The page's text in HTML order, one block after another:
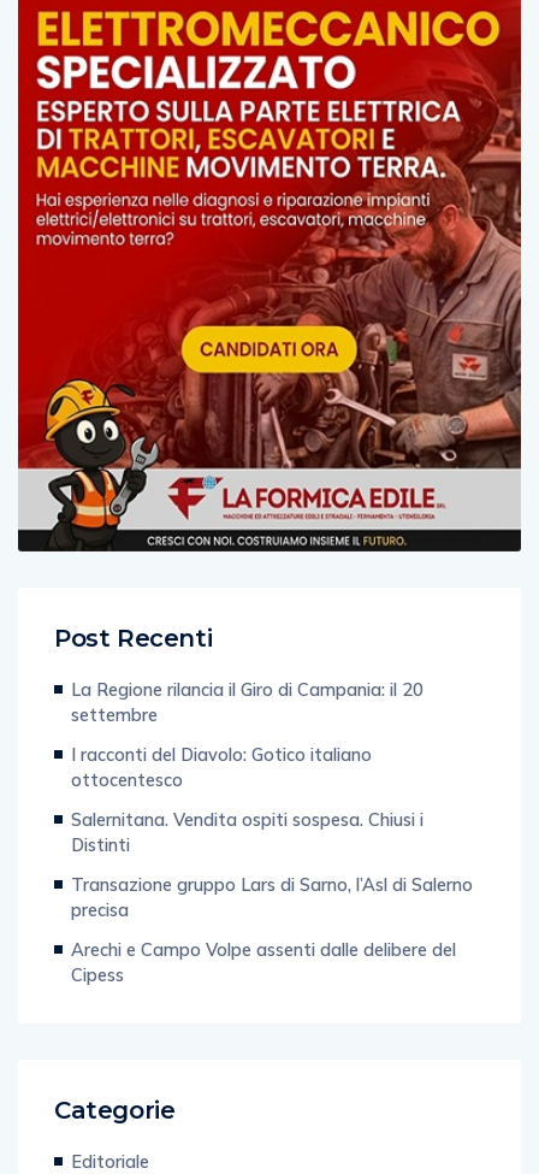
Post Recenti
La Regione rilancia il Giro di Campania: il 20
settembre
I racconti del Diavolo: Gotico italiano
ottocentesco
Salernitana. Vendita ospiti sospesa. Chiusi i
Distinti
Transazione gruppo Lars di Sarno, l’Asl di Salerno
precisa
Arechi e Campo Volpe assenti dalle delibere del
Cipess
Categorie
Editoriale